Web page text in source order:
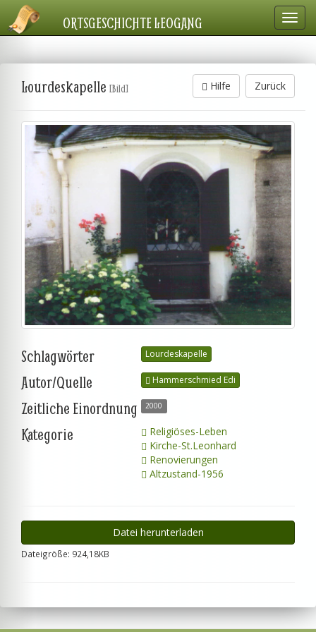
ORTSGESCHICHTE LEOGANG
Zurück
Hilfe
Lourdeskapelle [Bild]
Schlagwörter Lourdeskapelle
Autor/Quelle Hammerschmied Edi
Zeitliche Einordnung 2000
Kategorie
Religiöses-Leben
Kirche-St.Leonhard
Renovierungen
Altzustand-1956
Datei herunterladen
Dateigröße: 924,18KB